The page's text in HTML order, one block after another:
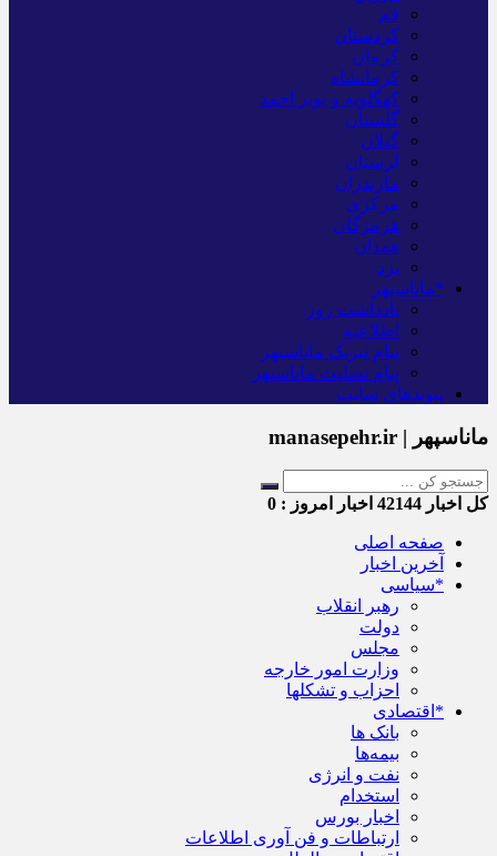
قم
کردستان
کرمان
کرمانشاه
کهگلویه و بویر احمد
گلستان
گیلان
لرستان
مازندران
مرکزی
هرمزگان
همدان
یزد
*ماناسپهر
یادداشت روز
اطلاعیه
پیام تبریک ماناسپهر
پیام تسلیت ماناسپهر
پیوندهای سایت
ماناسپهر | manasepehr.ir
کل اخبار اخبار امروز : 0
صفحه اصلی
آخرین اخبار
*سیاسی
رهبر انقلاب
دولت
مجلس
وزارت امور خارجه
احزاب و تشکلها
*اقتصادی
بانک ها
بیمه‌ها
نفت و انرژی
استخدام
اخبار بورس
ارتباطات و فن آوری اطلاعات